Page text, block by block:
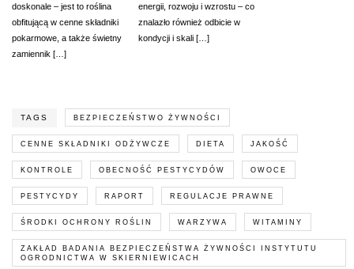
doskonale – jest to roślina
obfitującą w cenne składniki
pokarmowe, a także świetny
zamiennik […]
energii, rozwoju i wzrostu – co
znalazło również odbicie w
kondycji i skali […]
TAGS BEZPIECZEŃSTWO ŻYWNOŚCI
CENNE SKŁADNIKI ODŻYWCZE DIETA JAKOŚĆ
KONTROLE OBECNOŚĆ PESTYCYDÓW OWOCE
PESTYCYDY RAPORT REGULACJE PRAWNE
ŚRODKI OCHRONY ROŚLIN WARZYWA WITAMINY
ZAKŁAD BADANIA BEZPIECZEŃSTWA ŻYWNOŚCI INSTYTUTU
OGRODNICTWA W SKIERNIEWICACH